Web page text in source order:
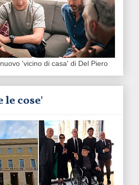
'vicino di casa' di Del Piero
le cose'